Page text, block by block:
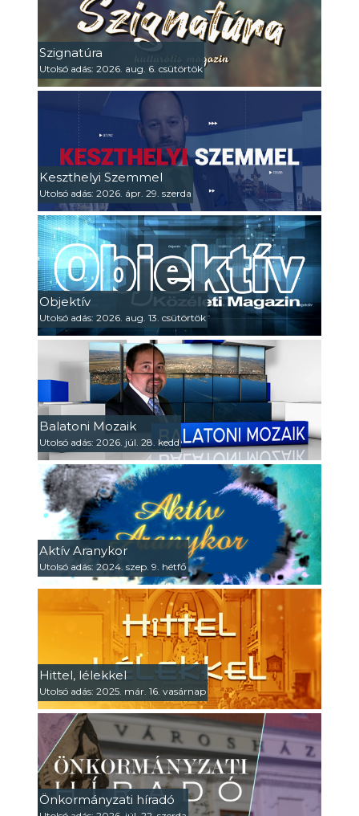
Szignatúra
Utolsó adás: 2026. aug. 6. csütörtök
Keszthelyi Szemmel
Utolsó adás: 2026. ápr. 29. szerda
Objektív
Utolsó adás: 2026. aug. 13. csütörtök
Balatoni Mozaik
Utolsó adás: 2026. júl. 28. kedd
Aktív Aranykor
Utolsó adás: 2024. szep. 9. hétfő
Hittel, lélekkel
Utolsó adás: 2025. már. 16. vasárnap
Önkormányzati híradó